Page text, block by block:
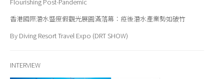
Flourishing Post-Pandemic
香港國際潛水暨度假觀光展圓滿落幕：疫後潛水產業勢如破竹
By Diving Resort Travel Expo (DRT SHOW)
INTERVIEW